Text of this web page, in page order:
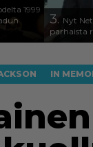
1999
3. Nyt
parhaista
IN